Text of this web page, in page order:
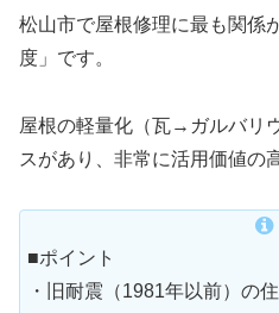
松山市で屋根修理に最も関係
度」です。
屋根の軽量化（瓦→ガルバリ
スがあり、非常に活用価値の
■ポイント
・旧耐震（1981年以前）の